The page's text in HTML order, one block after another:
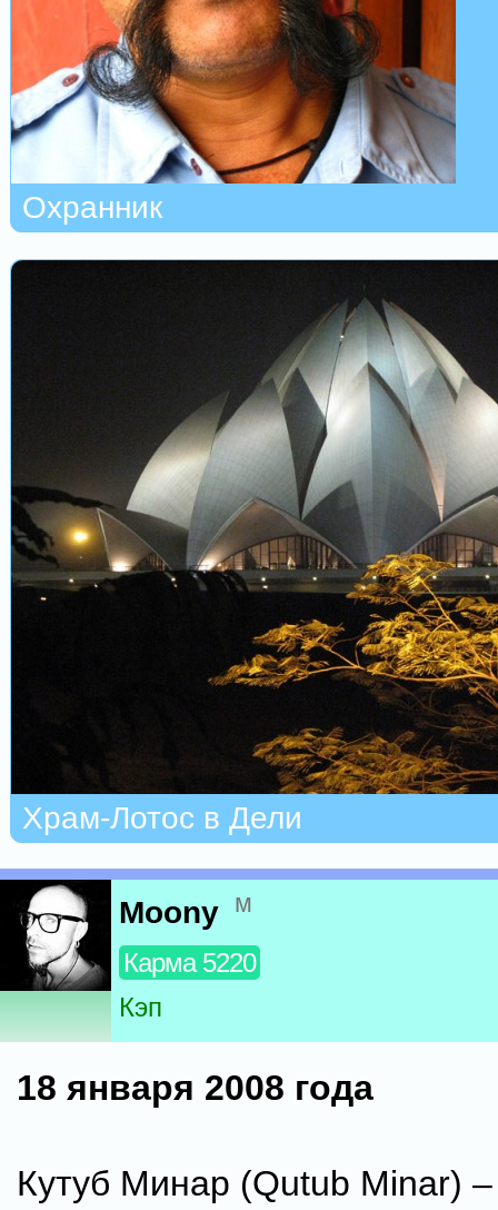
Охранник
Храм-Лотос в Дели
Moony м
Карма 5220
Кэп
18 января 2008 года
Кутуб Минар (Qutub Minar)